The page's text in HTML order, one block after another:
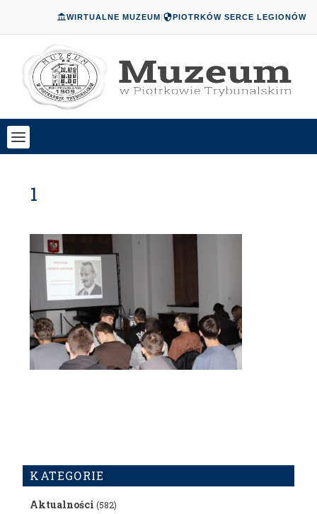
WIRTUALNE MUZEUM| PIOTRKÓW SERCE LEGIONÓW
1
KATEGORIE
Aktualności (582)